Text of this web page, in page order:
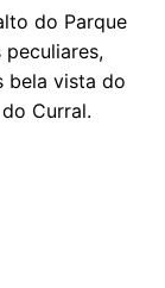
do Parque
peculiares,
bela vista do
Curral.